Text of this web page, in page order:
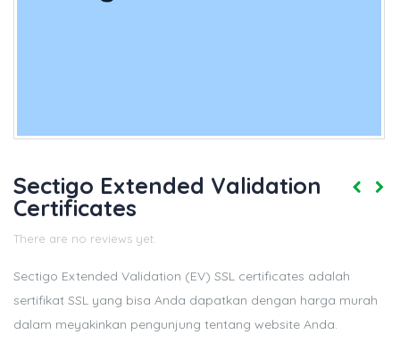
Sectigo Extended Validation
Certificates
There are no reviews yet.
Sectigo Extended Validation (EV) SSL certificates adalah
sertifikat SSL yang bisa Anda dapatkan dengan harga murah
dalam meyakinkan pengunjung tentang website Anda.